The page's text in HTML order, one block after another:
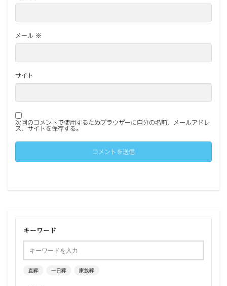
メール ※
サイト
次回のコメントで使用するためブラウザーに自分の名前、メールアドレ
ス、サイトを保存する。
キーワード
直葬 一日葬 家族葬